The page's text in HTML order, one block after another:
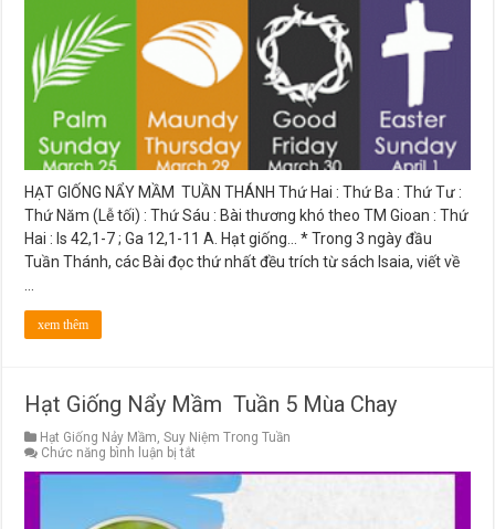
HẠT GIỐNG NẨY MẦM TUẦN THÁNH Thứ Hai : Thứ Ba : Thứ Tư :
Thứ Năm (Lễ tối) : Thứ Sáu : Bài thương khó theo TM Gioan : Thứ
Hai : Is 42,1-7 ; Ga 12,1-11 A. Hạt giống… * Trong 3 ngày đầu
Tuần Thánh, các Bài đọc thứ nhất đều trích từ sách Isaia, viết về
xem thêm
Hạt Giống Nẩy Mầm Tuần 5 Mùa Chay
Hạt Giống Nảy Mầm,Suy Niệm Trong Tuần
Chức năng bình luận bị tắt
Nẩy
Mầm